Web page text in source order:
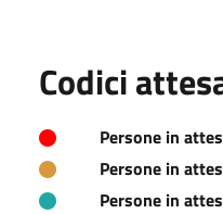
Codici
Persone in
Persone in
Persone in